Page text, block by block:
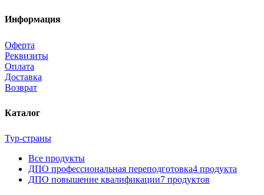
Информация
Оферта
Реквизиты
Оплата
Доставка
Возврат
Каталог
Тур-страны
Все продукты
ДПО профессиональная переподготовка4 продукта
ДПО повышение квалификации7 продуктов